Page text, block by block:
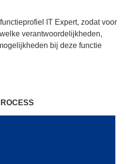
IT Expert, zodat voor
verantwoordelijkheden,
bij deze functie